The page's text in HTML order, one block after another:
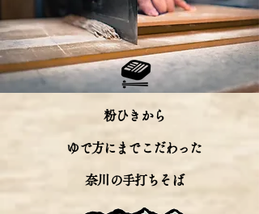
粉ひきから
ゆで方にまでこだわった
奈川の手打ちそば